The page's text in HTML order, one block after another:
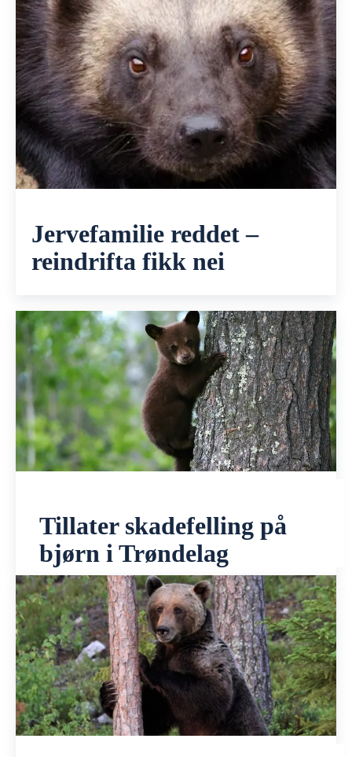
Jervefamilie reddet –
reindrifta fikk nei
Tillater skadefelling på
bjørn i Trøndelag